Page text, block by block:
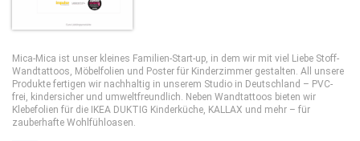
Mica-Mica ist unser kleines Familien-Start-up, in dem wir mit viel Liebe Stoff-
Wandtattoos, Möbelfolien und Poster für Kinderzimmer gestalten. All unsere
Produkte fertigen wir nachhaltig in unserem Studio in Deutschland – PVC-
frei, kindersicher und umweltfreundlich. Neben Wandtattoos bieten wir
Klebefolien für die IKEA DUKTIG Kinderküche, KALLAX und mehr – für
zauberhafte Wohlfühloasen.